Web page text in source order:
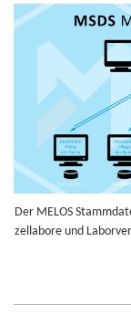
Der MELOS
zel­la­bore und